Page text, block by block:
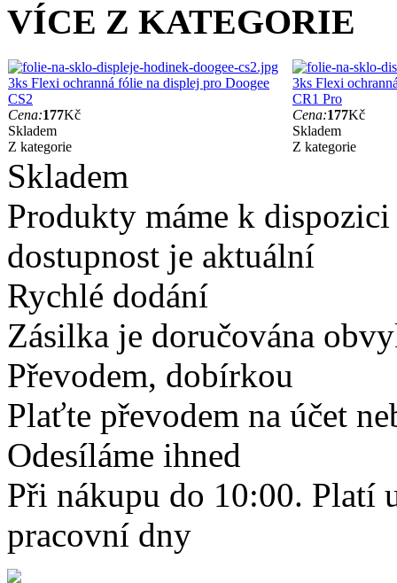
VÍCE Z KATEGORIE
3ks Flexi ochranná fólie na displej pro Doogee
CS2
Cena:177Kč
Skladem
Z kategorie
3ks Flexi
CR1 Pro
Cena:177Kč
Skladem
Z kategorie
Skladem
Produkty máme k
dostupnost je aktuální
Rychlé dodání
Zásilka je doručována
Převodem, dobírkou
Plaťte převodem na účet
Odesíláme ihned
Při nákupu do 10:00. Platí
pracovní dny